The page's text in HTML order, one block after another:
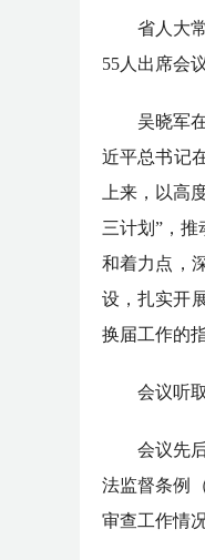
省人大
55人出席会
吴晓军
近平总书记
上来，以高
三计划”，
和着力点，
设，扎实开
换届工作的
会议听
会议先
法监督条例
审查工作情